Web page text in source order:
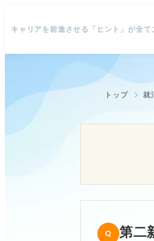
キャリアを前進させる「ヒント」が全て
トップ 就
第二